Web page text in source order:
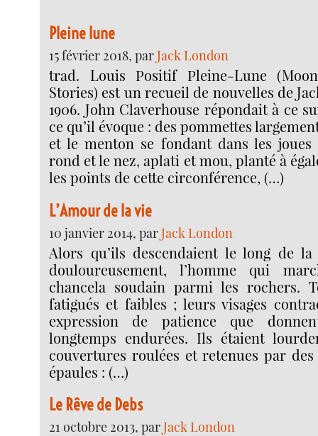
Pleine lune
15 février 2018, parJack London
trad. Louis Positif Pleine-Lune
Stories) est un recueil de nouvelles de
1906. John Claverhouse répondait à ce
ce qu’il évoque : des pommettes
et le menton se fondant dans les
rond et le nez, aplati et mou, planté à
les points de cette circonférence, (…)
L’Amour de la vie
10 janvier 2014, parJack London
Alors qu’ils descendaient le long de
douloureusement, l’homme qui
chancela soudain parmi les rochers.
fatigués et faibles ; leurs visages
expression de patience que
longtemps endurées. Ils étaient
couvertures roulées et retenues par
épaules : (…)
Le Rêve de Debs
21 octobre 2013, parJack London